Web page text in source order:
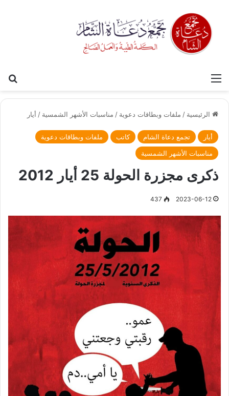
القائمة
الرئيسية / ملفات وبطاقات دعوية / مناسبات الأشهر الشمسية / أيار
أيار تجمع دعاة الشام كاتب
ملفات وبطاقات دعوية
مناسبات الأشهر الشمسية
ذكرى مجزرة الحولة 25 أيار 2012
2023-06-12
437